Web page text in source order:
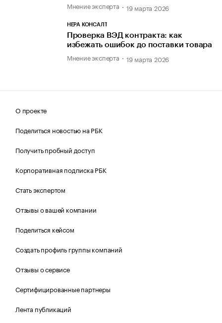
Мнение эксперта 19 марта 2026
НЕРА КОНСАЛТ
Проверка ВЭД контракта: как
избежать ошибок до поставки товара
Мнение эксперта 19 марта 2026
О проекте
Поделиться новостью на РБК
Получить пробный доступ
Корпоративная подписка РБК
Стать экспертом
Отзывы о вашей компании
Поделиться кейсом
Создать профиль группы компаний
Отзывы о сервисе
Сертифицированные партнеры
Лента публикаций